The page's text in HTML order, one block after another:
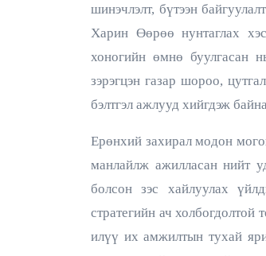
шинэчлэлт, бүтээн
Харин Өөрөө нунтаглах
хоногийн өмнө буулгасан
зэрэгцэн газар шороо,
бэлтгэл ажлууд хийгдэж
Ерөнхий захирал модон
манлайлж ажилласан нийт
болсон зэс хайлуулах
стратегийн ач
илүү их амжилтын тухай